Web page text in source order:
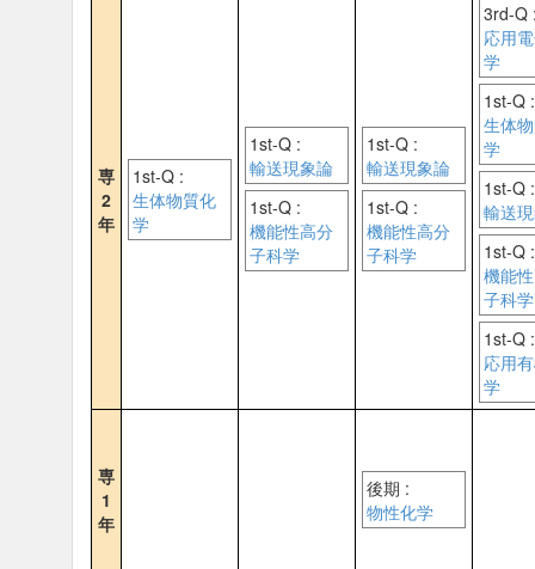
専
2
年
1st-Q :
生体物質化
学
1st-Q :
輸送現象論
1st-Q :
機能性高分
子科学
1st-Q :
輸送現象論
1st-Q :
機能性高分
子科学
3rd-Q
応用
学
1st-Q :
生体
学
1st-Q :
輸送
1st-Q :
機能
子科学
1st-Q :
応用
学
専
1
年
後期 :
物性化学